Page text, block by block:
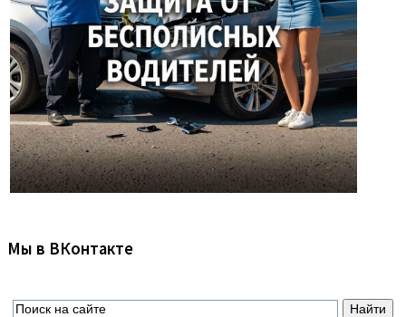
Мы в ВКонтакте